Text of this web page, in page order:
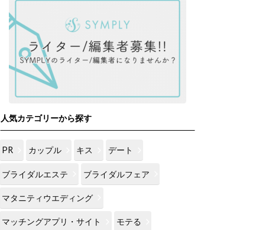
人気カテゴリーから探す
PR カップル キス デート
ブライダルエステ ブライダルフェア
マタニティウエディング
マッチングアプリ・サイト モテる